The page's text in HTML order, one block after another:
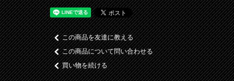
この商品を友達に教える
この商品について問い合わせる
買い物を続ける